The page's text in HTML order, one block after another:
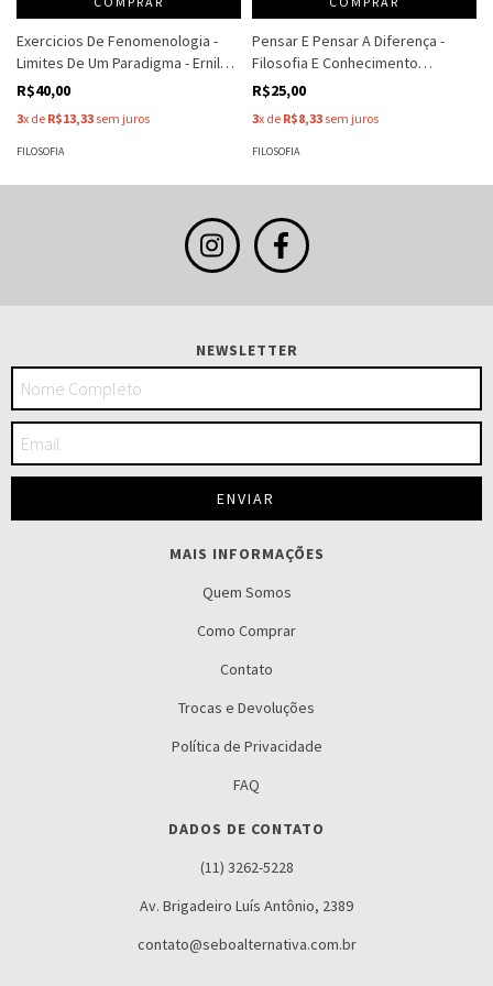
Exercicios De Fenomenologia -
Limites De Um Paradigma - Ernildo
Stein
R$40,00
3x de R$13,33 sem juros
FILOSOFIA
Pensar E Pensar A Diferença -
Filosofia E Conhecimento
Empirico - Ernildo Stein
R$25,00
3x de R$8,33 sem juros
FILOSOFIA
NEWSLETTER
MAIS INFORMAÇÕES
Quem Somos
Como Comprar
Contato
Trocas e Devoluções
Política de Privacidade
FAQ
DADOS DE CONTATO
(11) 3262-5228
Av. Brigadeiro Luís Antônio, 2389
contato@seboalternativa.com.br